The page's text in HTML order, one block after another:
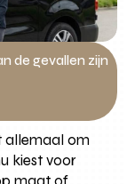
de gevallen zijn
allemaal om
kiest voor